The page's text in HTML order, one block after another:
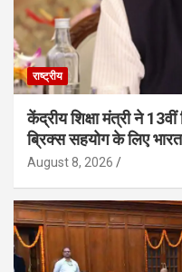
राष्ट्रीय
केंद्रीय शिक्षा मंत्री ने
ब्रिक्स सहयोग के लिए भारत
August 8, 2026